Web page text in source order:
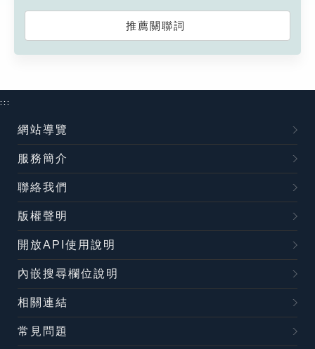
推薦關聯詞
:::
網站導覽
服務簡介
聯絡我們
版權聲明
開放API使用說明
內嵌搜尋欄位說明
相關連結
常見問題